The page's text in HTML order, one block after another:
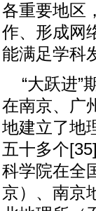
各重要地区
作、形成网
能满足学科
“大跃进”
在南京、广
地建立了地
五十多个
科学院在全
京）、南京